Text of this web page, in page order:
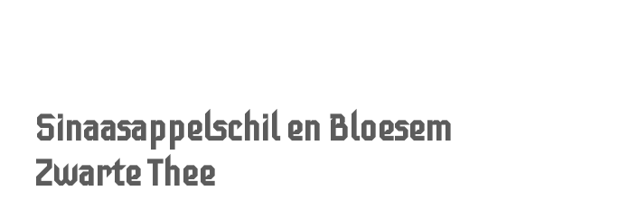
Sinaasappelschil en Bloesem
Zwarte Thee